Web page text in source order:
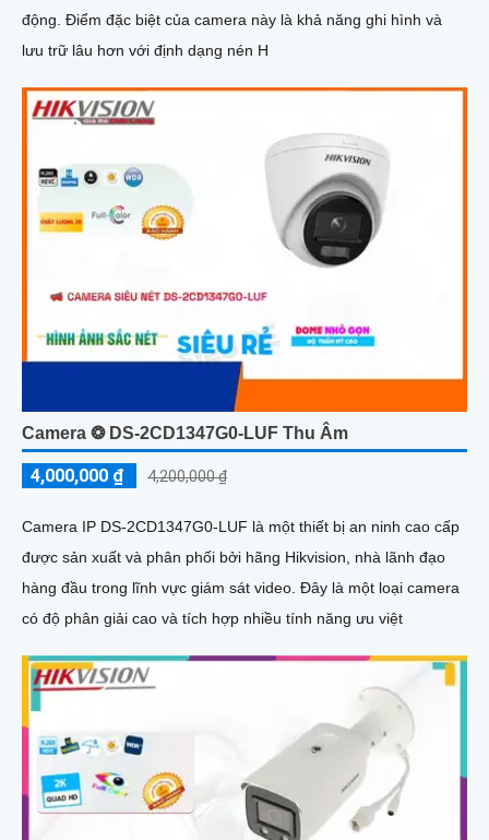
động. Điểm đặc biệt của camera này là khả năng ghi hình và
lưu trữ lâu hơn với định dạng nén H
Camera ❂ DS-2CD1347G0-LUF Thu Âm
4,000,000 ₫ 4,200,000 ₫
Camera IP DS-2CD1347G0-LUF là một thiết bị an ninh cao cấp
được sản xuất và phân phối bởi hãng Hikvision, nhà lãnh đạo
hàng đầu trong lĩnh vực giám sát video. Đây là một loại camera
có độ phân giải cao và tích hợp nhiều tính năng ưu việt